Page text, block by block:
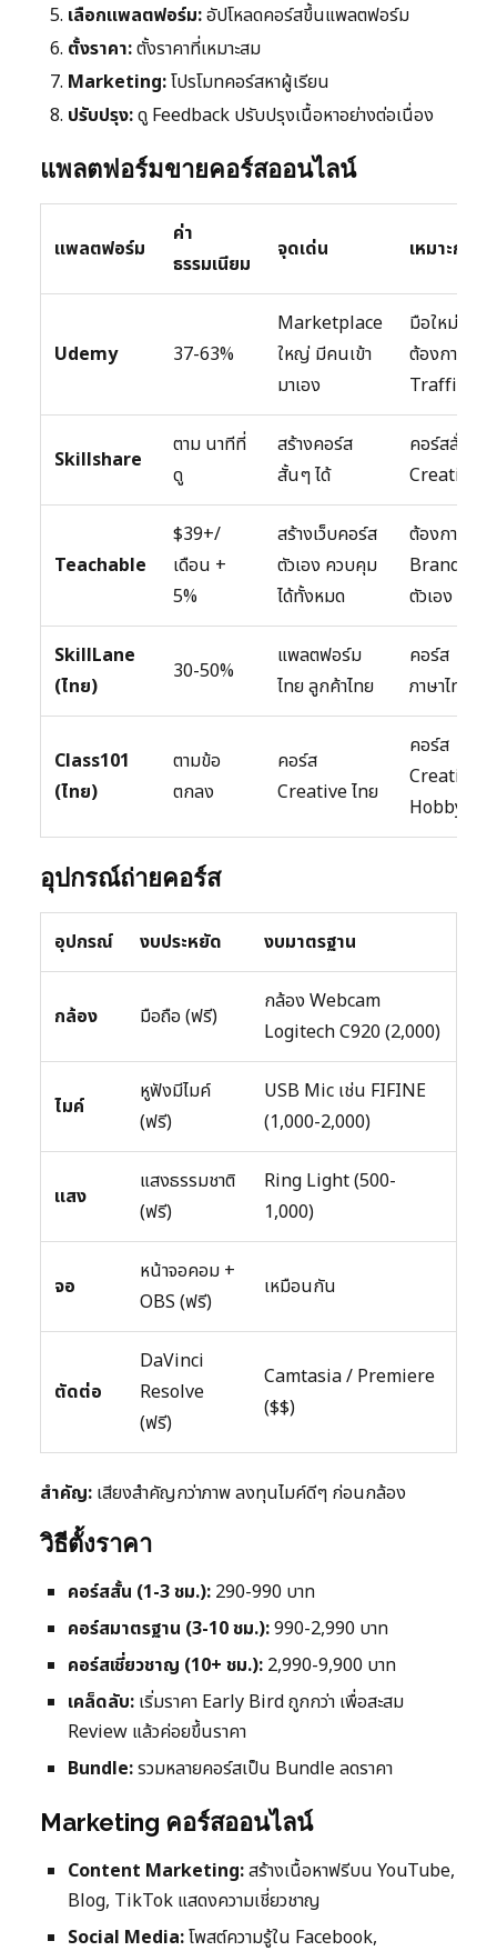
เลือกแพลตฟอร์ม:อัปโหลดคอร์สขึ้นแพลตฟอร์ม
ตั้งราคา:ตั้งราคาที่เหมาะสม
Marketing:โปรโมทคอร์สหาผู้เรียน
ปรับปรุง:ดู Feedback ปรับปรุงเนื้อหาอย่างต่อเนื่อง
แพลตฟอร์มขายคอร์สออนไลน์
แพลตฟอร์ม
ค่า
ธรรมเนียม
จุดเด่น เหมาะกับ
Udemy 37-63%
Marketplace
ใหญ่ มีคนเข้า
มาเอง
มือใหม่
ต้องการ
Traffic
Skillshare
ตาม นาทีที่
ดู
สร้างคอร์ส
สั้นๆ ได้
คอร์สสั้น
Creative
Teachable
$39+/
เดือน +
5%
สร้างเว็บคอร์ส
ตัวเอง ควบคุม
ได้ทั้งหมด
ต้องการ
Brand
ตัวเอง
SkillLane
(ไทย)
30-50%
แพลตฟอร์ม
ไทย ลูกค้าไทย
คอร์ส
ภาษาไทย
Class101
(ไทย)
ตามข้อ
ตกลง
คอร์ส
Creative ไทย
คอร์ส
Creative
Hobby
อุปกรณ์ถ่ายคอร์ส
อุปกรณ์ งบประหยัด งบมาตรฐาน
กล้อง มือถือ (ฟรี)
กล้อง Webcam
Logitech C920 (2,000)
ไมค์
หูฟังมีไมค์
(ฟรี)
USB Mic เช่น FIFINE
(1,000-2,000)
แสง
แสงธรรมชาติ
(ฟรี)
Ring Light (500-
1,000)
จอ
หน้าจอคอม +
OBS (ฟรี)
เหมือนกัน
ตัดต่อ
DaVinci
Resolve
(ฟรี)
Camtasia / Premiere
($$)
สำคัญ: เสียงสำคัญกว่าภาพ ลงทุนไมค์ดีๆ ก่อนกล้อง
วิธีตั้งราคา
คอร์สสั้น (1-3 ชม.): 290-990 บาท
คอร์สมาตรฐาน (3-10 ชม.):990-2,990 บาท
คอร์สเชี่ยวชาญ (10+ ชม.): 2,990-9,900 บาท
เคล็ดลับ: เริ่มราคา Early Bird ถูกกว่า เพื่อสะสม
Review แล้วค่อยขึ้นราคา
Bundle:รวมหลายคอร์สเป็น Bundle ลดราคา
Marketing คอร์สออนไลน์
Content Marketing:สร้างเนื้อหาฟรีบน YouTube,
Blog, TikTok แสดงความเชี่ยวชาญ
Social Media:โพสต์ความรู้ใน Facebook,